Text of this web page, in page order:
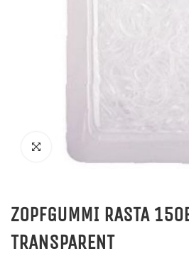
ZOPFGUMMI RASTA
TRANSPARENT